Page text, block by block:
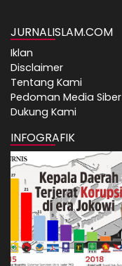
JURNALISLAM.COM
Iklan
Disclaimer
Tentang Kami
Pedoman Media Siber
Dukung Kami
INFOGRAFIK